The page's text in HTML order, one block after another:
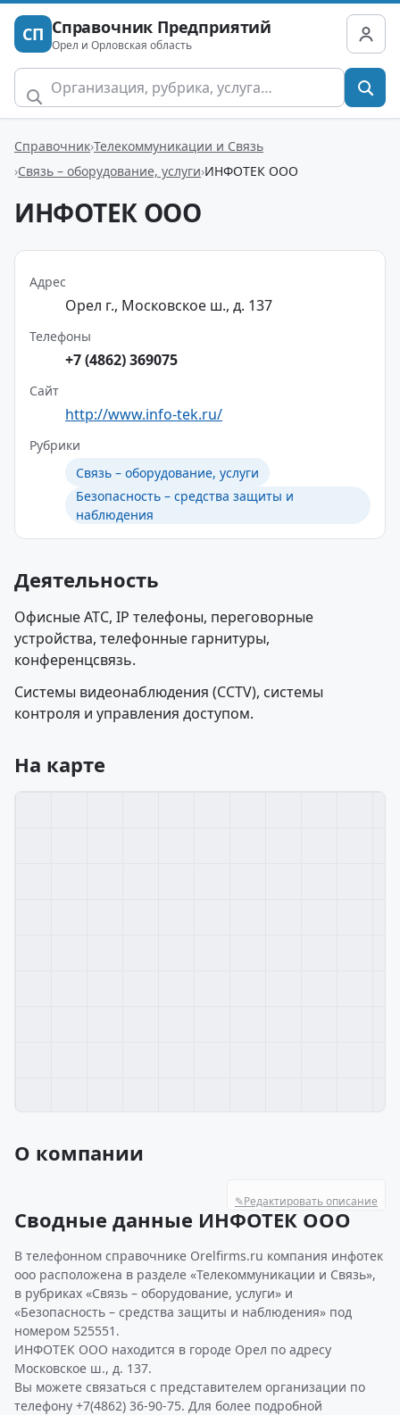
СП Справочник Предприятий
Орел и Орловская область
Справочник Телекоммуникации и Связь
Связь – оборудование, услуги ИНФОТЕК ООО
ИНФОТЕК ООО
Адрес
Орел г., Московское ш., д. 137
Телефоны
+7 (4862) 369075
Сайт
http://www.info-tek.ru/
Рубрики
Связь – оборудование, услуги
Безопасность – средства защиты и
наблюдения
Деятельность
Офисные АТС, IP телефоны, переговорные
устройства, телефонные гарнитуры,
конференцсвязь.
Системы видеонаблюдения (CCTV), системы
контроля и управления доступом.
На карте
О компании
✎Редактировать описание
Сводные данные ИНФОТЕК ООО
В телефонном справочнике Orelfirms.ru компания инфотек
ооо расположена в разделе «Телекоммуникации и Связь»,
в рубриках «Связь – оборудование, услуги» и
«Безопасность – средства защиты и наблюдения» под
номером 525551.
ИНФОТЕК ООО находится в городе Орел по адресу
Московское ш., д. 137.
Вы можете связаться с представителем организации по
телефону +7(4862) 36-90-75. Для более подробной